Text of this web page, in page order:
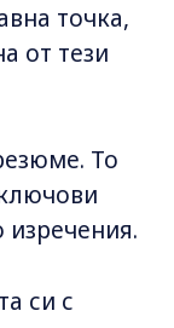
точка,
от тези
То
си с